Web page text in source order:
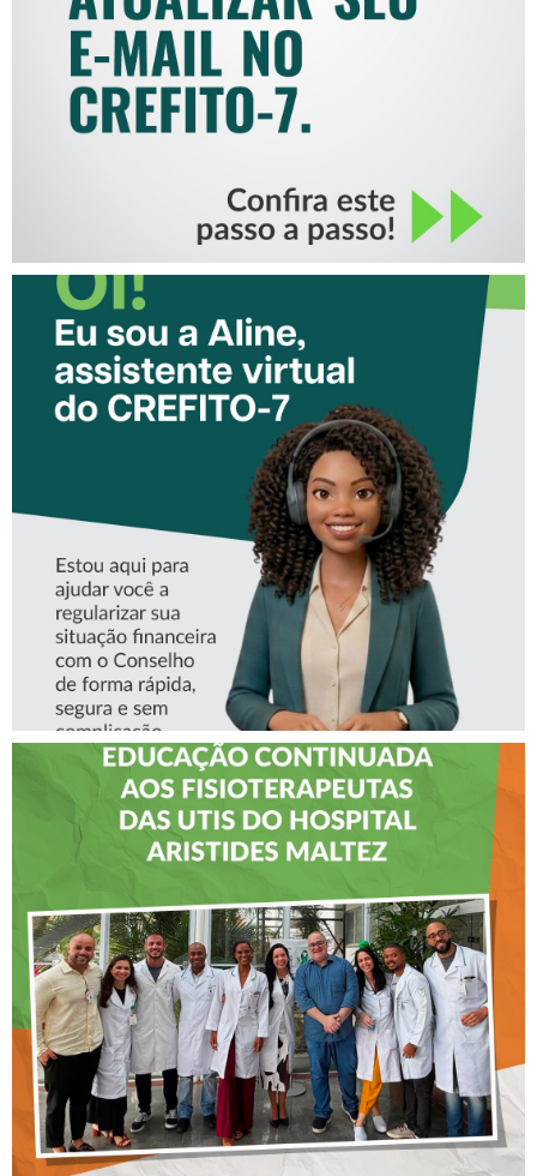
MAIL NO CREFITO-7
CONHEÇA A ‘ALINE’,
ASSISTENTE VIRTUAL DO
CREFITO-7
CREFITO-7 LEVA EDUCAÇÃO
CONTINUADA AOS
FISIOTERAPEUTAS DAS UTIs
DO HOSPITAL ARISTIDES
MALTEZ